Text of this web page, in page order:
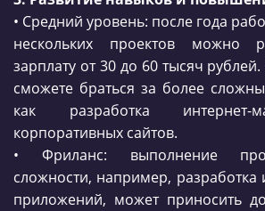
• Средний уровень: после года
нескольких проектов можно
зарплату от 30 до 60 тысяч
сможете браться за более
как разработка интернет-
корпоративных сайтов.
• Фриланс: выполнение
сложности, например,
приложений, может приносить